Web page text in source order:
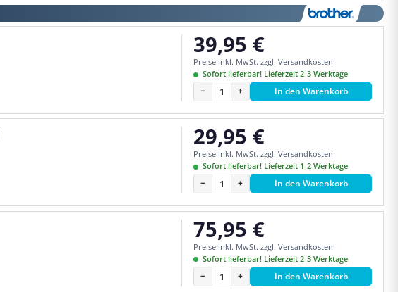
Regulärer Preis:
39,95 €
Preise inkl. MwSt. zzgl. Versandkosten
Sofort lieferbar! Lieferzeit 2-3 Werktage
− + In den Warenkorb
Regulärer Preis:
29,95 €
Preise inkl. MwSt. zzgl. Versandkosten
Sofort lieferbar! Lieferzeit 1-2 Werktage
− + In den Warenkorb
Regulärer Preis:
75,95 €
Preise inkl. MwSt. zzgl. Versandkosten
Sofort lieferbar! Lieferzeit 2-3 Werktage
− + In den Warenkorb